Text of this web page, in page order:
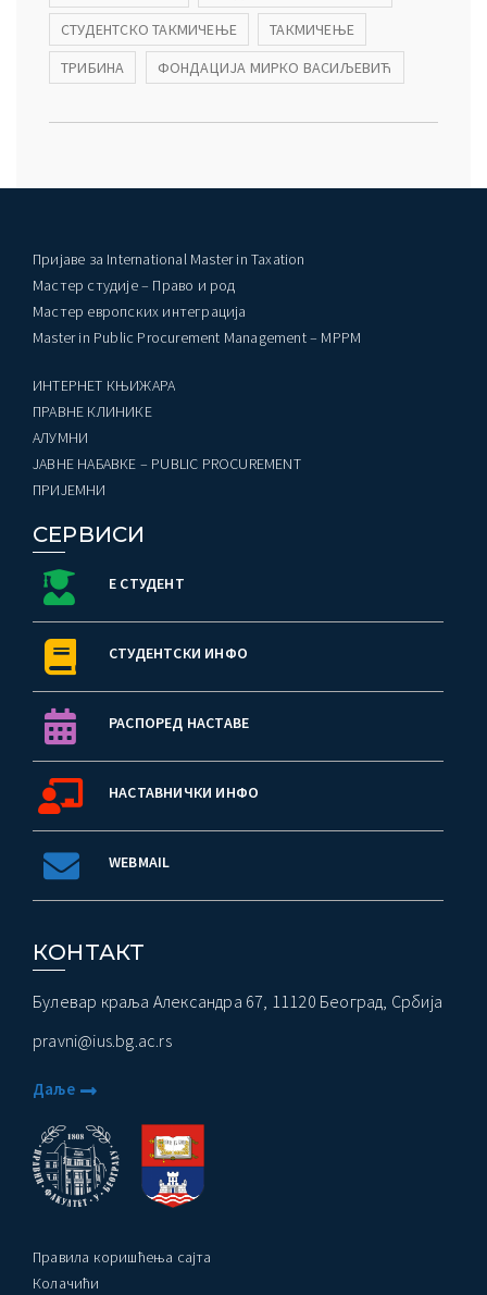
СТУДЕНТСКО ТАКМИЧЕЊЕ
ТАКМИЧЕЊЕ
ТРИБИНА
ФОНДАЦИЈА МИРКО ВАСИЉЕВИЋ
Пријаве за International Master in Taxation
Мастер студије – Право и род
Мастер европских интеграција
Master in Public Procurement Management – MPPM
ИНТЕРНЕТ КЊИЖАРА
ПРАВНЕ КЛИНИКЕ
AЛУМНИ
ЈАВНЕ НАБАВКЕ – PUBLIC PROCUREMENT
ПРИЈЕМНИ
СЕРВИСИ
Е СТУДЕНТ
СТУДЕНТСКИ ИНФО
РАСПОРЕД НАСТАВЕ
НАСТАВНИЧКИ ИНФО
WEBMAIL
КОНТАКТ
Булевар краља Александра 67, 11120 Београд, Србија
pravni@ius.bg.ac.rs
Даље
Правила коришћења сајта
Колачићи